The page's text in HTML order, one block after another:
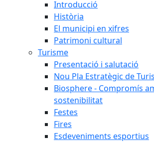
Introducció
Història
El municipi en xifres
Patrimoni cultural
Turisme
Presentació i salutació
Nou Pla Estratègic de
Biosphere - Compromís
sostenibilitat
Festes
Fires
Esdeveniments esportius